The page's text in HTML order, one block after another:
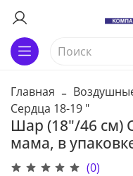
Главная
Сердца 18-19 "
Шар (18"/46 см)
мама, в
(0)